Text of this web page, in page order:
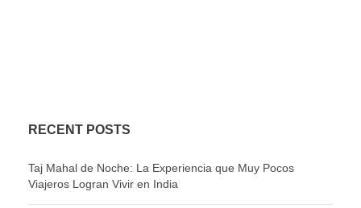
RECENT POSTS
Taj Mahal de Noche: La Experiencia que Muy Pocos
Viajeros Logran Vivir en India